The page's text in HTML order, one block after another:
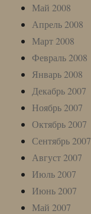
Май 2008
Апрель 2008
Март 2008
Февраль 2008
Январь 2008
Декабрь 2007
Ноябрь 2007
Октябрь 2007
Сентябрь 2007
Август 2007
Июль 2007
Июнь 2007
Май 2007